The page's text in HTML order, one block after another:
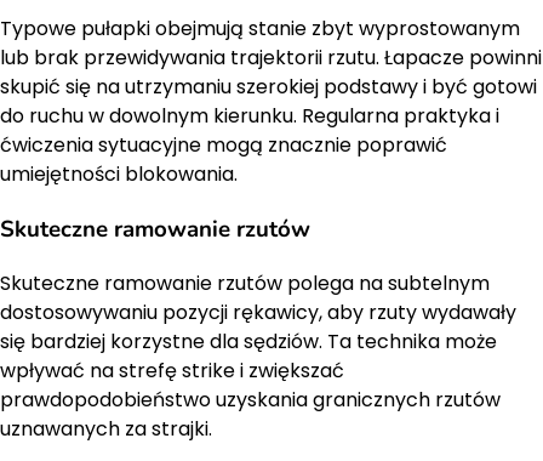
Typowe pułapki obejmują stanie zbyt wyprostowanym
lub brak przewidywania trajektorii rzutu. Łapacze powinni
skupić się na utrzymaniu szerokiej podstawy i być gotowi
do ruchu w dowolnym kierunku. Regularna praktyka i
ćwiczenia sytuacyjne mogą znacznie poprawić
umiejętności blokowania.
Skuteczne ramowanie rzutów
Skuteczne ramowanie rzutów polega na subtelnym
dostosowywaniu pozycji rękawicy, aby rzuty wydawały
się bardziej korzystne dla sędziów. Ta technika może
wpływać na strefę strike i zwiększać
prawdopodobieństwo uzyskania granicznych rzutów
uznawanych za strajki.